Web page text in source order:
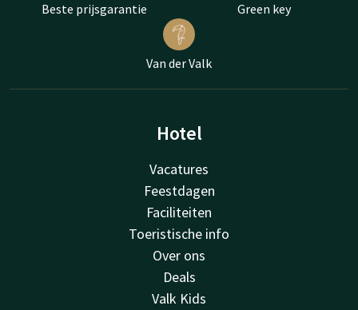
Beste prijsgarantie Green key
Van der Valk
Hotel
Vacatures
Feestdagen
Faciliteiten
Toeristische info
Over ons
Deals
Valk Kids